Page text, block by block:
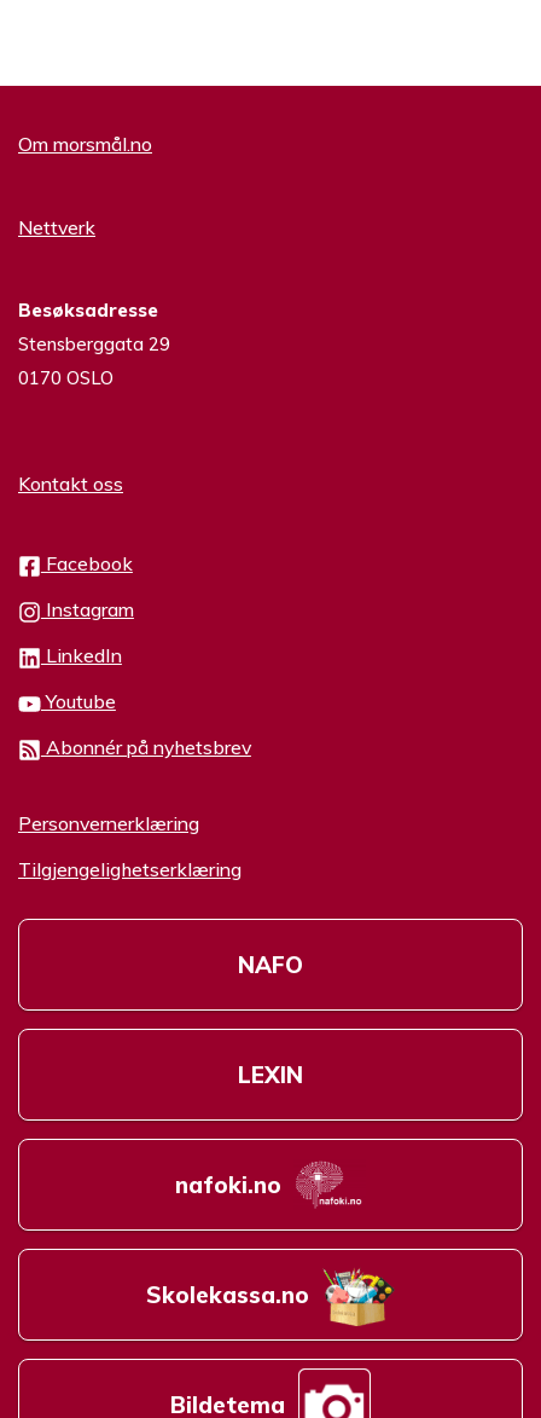
Om morsmål.no
Nettverk
Besøksadresse
Stensberggata 29
0170 OSLO
Kontakt oss
Facebook
Instagram
LinkedIn
Youtube
Abonnér på nyhetsbrev
Personvernerklæring
Tilgjengelighetserklæring
NAFO
LEXIN
nafoki.no
Skolekassa.no
Bildetema